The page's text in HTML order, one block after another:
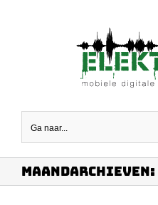
Ga naar...
Maandarchieven: